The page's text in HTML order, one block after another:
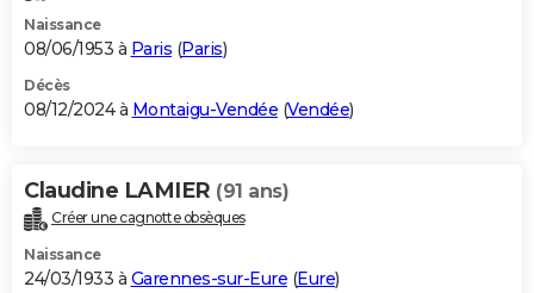
Naissance
08/06/1953 à Paris (Paris)
Décès
08/12/2024 à Montaigu-Vendée (Vendée)
Claudine LAMIER (91 ans)
Créer une cagnotte obsèques
Naissance
24/03/1933 à Garennes-sur-Eure (Eure)